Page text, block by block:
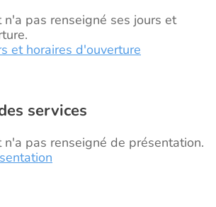
pas renseigné ses jours et
et horaires d'ouverture
services
pas renseigné de présentation.